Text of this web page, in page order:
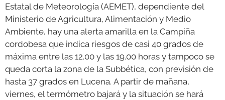
Estatal de Meteorología (AEMET), dependiente del
Ministerio de Agricultura, Alimentación y Medio
Ambiente, hay una alerta amarilla en la Campiña
cordobesa que indica riesgos de casi 40 grados de
máxima entre las 12.00 y las 19.00 horas y tampoco se
queda corta la zona de la Subbética, con previsión de
hasta 37 grados en Lucena. A partir de mañana,
viernes, el termómetro bajará y la situación se hará